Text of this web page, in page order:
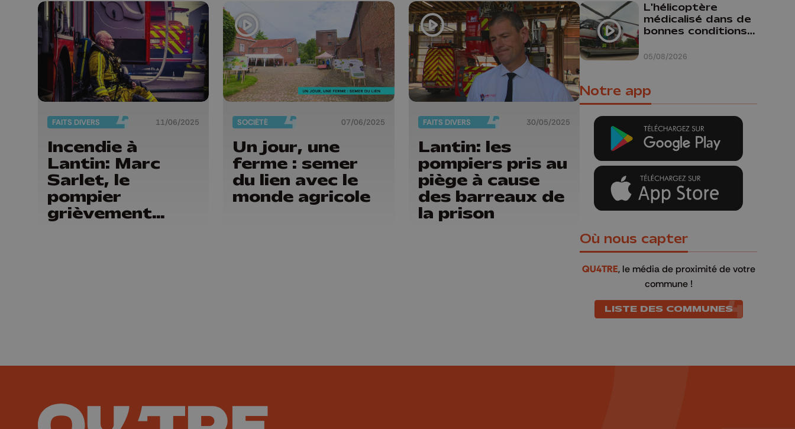
FAITS DIVERS 11/06/2025
Incendie à
Lantin: Marc
Sarlet, le
pompier
grièvement
SOCIÉTÉ 07/06/2025
Un jour, une
ferme : semer
du lien avec le
monde agricole
FAITS DIVERS 30/05/2025
Lantin: les
pompiers pris au
piège à cause
des barreaux de
la prison
05/08/2026
L'hélicoptère
médicalisé dans de
bonnes conditions à
Notre app
Où nous capter
QU4TRE, le média de proximité de votre
commune !
LISTE DES COMMUNES